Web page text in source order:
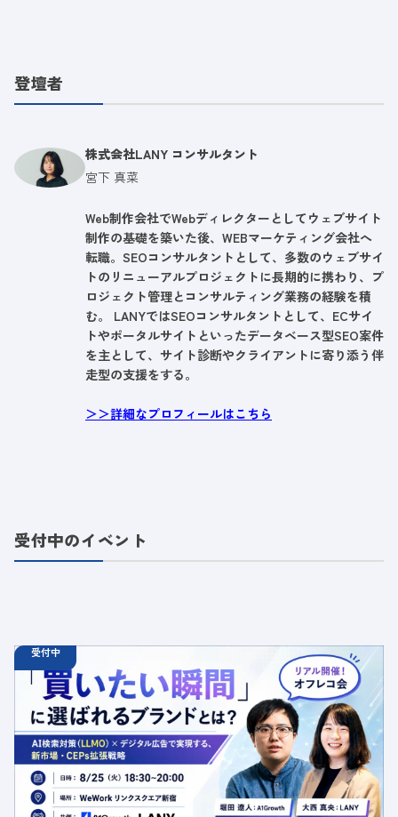
登壇者
株式会社LANY コンサルタント
宮下 真菜
Web制作会社でWebディレクターとしてウェブサイト
制作の基礎を築いた後、WEBマーケティング会社へ
転職。SEOコンサルタントとして、多数のウェブサイ
トのリニューアルプロジェクトに長期的に携わり、プ
ロジェクト管理とコンサルティング業務の経験を積
む。 LANYではSEOコンサルタントとして、ECサイ
トやポータルサイトといったデータベース型SEO案件
を主として、サイト診断やクライアントに寄り添う伴
走型の支援をする。
＞＞詳細なプロフィールはこちら
受付中のイベント
受付中
オフラインイベント 18:30 - 20:00
【オフラインイベント】「買いたい瞬間」に選ばれるブラ
ンドとは？AI検索対策（LLMO）×デジタル広告で実現す
る、新市場・CEPs拡張戦略
定員数：50名
金額：無料
場所：東京都渋谷区千駄ヶ谷5-27-5 リンクスクエア新宿16F